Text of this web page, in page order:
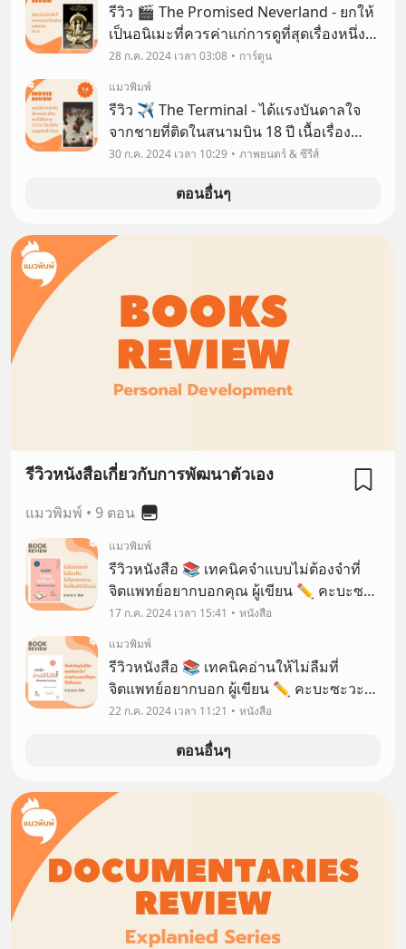
รีวิว 🎬 The Promised Neverland - ยกให้
เป็นอนิเมะที่ควรค่าแก่การดูที่สุดเรื่องหนึ่ง
เนื้อเรื่อง ⭐⭐⭐⭐⭐ บทพูด
⭐⭐⭐⭐⭐ ตัวละคร ⭐⭐⭐⭐⭐ น่า
ติดตาม ⭐⭐⭐⭐⭐
28 ก.ค. 2024 เวลา 03:08
การ์ตูน
แมวพิมพ์
รีวิว ✈️ The Terminal - ได้แรงบันดาลใจ
จากชายที่ติดในสนามบิน 18 ปี เนื้อเรื่อง
⭐⭐⭐⭐⭐ บทพูด ⭐⭐⭐⭐⭐ ตัว
⭐⭐⭐⭐⭐
30 ก.ค. 2024 เวลา 10:29 ภาพยนตร์ & ซีรีส์
ตอนอื่นๆ
รีวิวหนังสือเกี่ยวกับการพัฒนาตัวเอง
แมวพิมพ์ • 9 ตอน
แมวพิมพ์
รีวิวหนังสือ 📚 เทคนิคจำแบบไม่ต้องจำที่
จิตแพทย์อยากบอกคุณ ผู้เขียน ✏ คะบะซะ
วะ ชิอง
17 ก.ค. 2024 เวลา 15:41
หนังสือ
แมวพิมพ์
รีวิวหนังสือ 📚 เทคนิคอ่านให้ไม่ลืมที่
จิตแพทย์อยากบอก ผู้เขียน ✏️ คะบะซะวะ
ชิอง
22 ก.ค. 2024 เวลา 11:21 หนังสือ
ตอนอื่นๆ